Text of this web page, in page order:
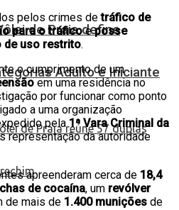
de Praia define
Adulto e Iniciante
pelos crimes detráfico de
para o tráficoeposse
de uso restrito.
o cumprimento de um
em uma residência no
por funcionar como ponto
a uma organização
pela 1ª Vara Criminal da
representação da autoridade
apreenderam cerca de 18,4
de cocaína, um revólver
de mais de 1.400 munições de